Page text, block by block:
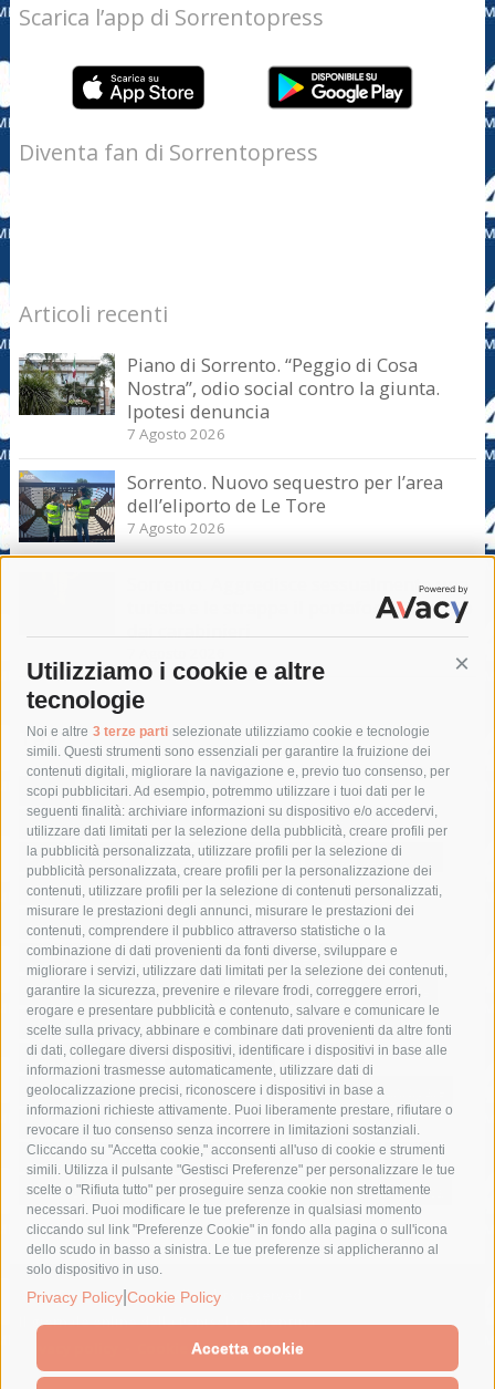
Utilizziamo i cookie e altre
tecnologie
Noi e altre 3 terze parti selezionate utilizziamo cookie e tecnologie
simili. Questi strumenti sono essenziali per garantire la fruizione dei
contenuti digitali, migliorare la navigazione e, previo tuo consenso, per
scopi pubblicitari. Ad esempio, potremmo utilizzare i tuoi dati per le
seguenti finalità: archiviare informazioni su dispositivo e/o accedervi,
utilizzare dati limitati per la selezione della pubblicità, creare profili per
la pubblicità personalizzata, utilizzare profili per la selezione di
pubblicità personalizzata, creare profili per la personalizzazione dei
contenuti, utilizzare profili per la selezione di contenuti personalizzati,
misurare le prestazioni degli annunci, misurare le prestazioni dei
contenuti, comprendere il pubblico attraverso statistiche o la
combinazione di dati provenienti da fonti diverse, sviluppare e
migliorare i servizi, utilizzare dati limitati per la selezione dei contenuti,
garantire la sicurezza, prevenire e rilevare frodi, correggere errori,
erogare e presentare pubblicità e contenuto, salvare e comunicare le
scelte sulla privacy, abbinare e combinare dati provenienti da altre fonti
di dati, collegare diversi dispositivi, identificare i dispositivi in base alle
informazioni trasmesse automaticamente, utilizzare dati di
geolocalizzazione precisi, riconoscere i dispositivi in base a
informazioni richieste attivamente. Puoi liberamente prestare, rifiutare o
revocare il tuo consenso senza incorrere in limitazioni sostanziali.
Cliccando su "Accetta cookie," acconsenti all'uso di cookie e strumenti
simili. Utilizza il pulsante "Gestisci Preferenze" per personalizzare le tue
scelte o "Rifiuta tutto" per proseguire senza cookie non strettamente
necessari. Puoi modificare le tue preferenze in qualsiasi momento
cliccando sul link "Preferenze Cookie" in fondo alla pagina o sull'icona
dello scudo in basso a sinistra. Le tue preferenze si applicheranno al
solo dispositivo in uso.
Privacy Policy Cookie Policy
Accetta cookie
Scarica l’app di Sorrentopress
Diventa fan di Sorrentopress
Articoli recenti
Piano di Sorrento. “Peggio di Cosa
Nostra”, odio social contro la giunta.
Ipotesi denuncia
7 Agosto 2026
Sorrento. Nuovo sequestro per l’area
dell’eliporto de Le Tore
7 Agosto 2026
Sorrento. Aggredisce sessualmente una
turista e le strappa il portafogli, fermato
Tag
acqua allerta meteo
anas
area marina protetta di punta campanella
arresto
Asl Napoli 3 sud
capitaneria di porto capri
carabinieri
castellammare di stabia
circumvesuviana
comune di sorrento
concerto
contagi
costiera amalfitana
covid-19 eav
elezioni
fondazione sorrento
gori guardia costiera
incidente
lavori
lorenzo balducelli mare
massa lubrense
massimo coppola
Meta napoli
ordinanza
penisola sorrentina
piano di sorrento
polizia municipale
protezione civile
Regione Campania
sant'agnello
sindaco cuomo
sorrento studenti temporali
treni
turismo
Vico Equense villa fiorentino vincenzo de luca
© 2015 SorrentoPress. All rights reserved.
Il giornale online della Penisola Sorrentina
Cookie Policy